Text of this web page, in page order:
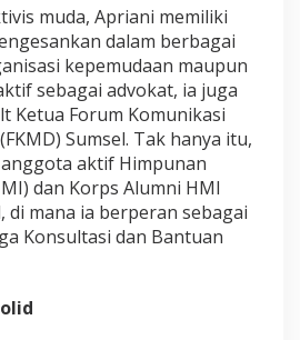
s
l
M
e
n
u
j
u
E
r
a
B
u
muda, Apriani memiliki
dalam berbagai
kepemudaan maupun
sebagai advokat, ia juga
Ketua Forum Komunikasi
Sumsel. Tak hanya itu,
aktif Himpunan
dan Korps Alumni HMI
di mana ia berperan sebagai
Konsultasi dan Bantuan